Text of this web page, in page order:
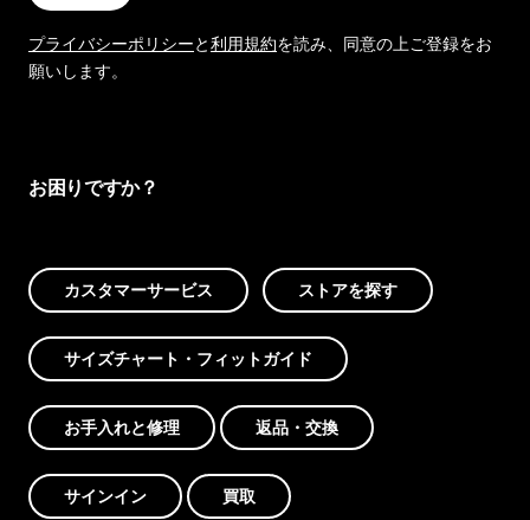
プライバシーポリシーと利用規約を読み、同意の上ご登録をお
願いします。
お困りですか？
カスタマーサービス ストアを探す
サイズチャート・フィットガイド
お手入れと修理 返品・交換
サインイン 買取